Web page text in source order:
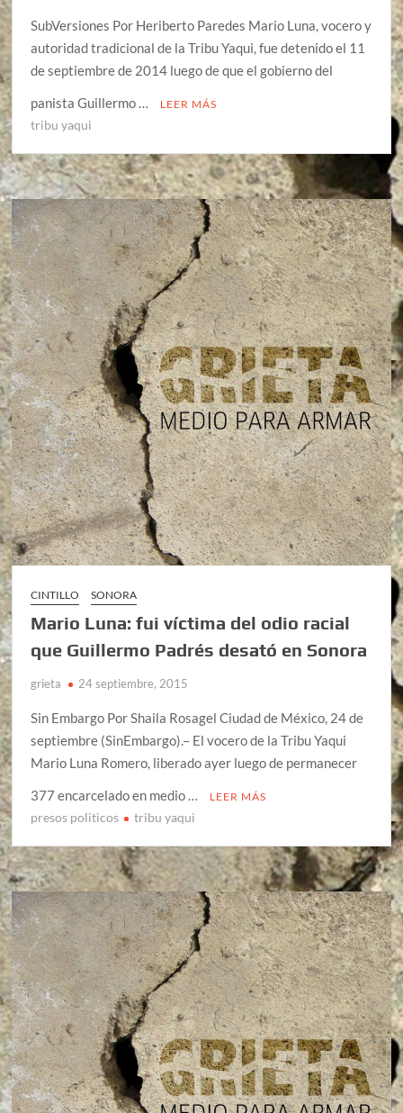
SubVersiones Por Heriberto Paredes Mario Luna, vocero y
autoridad tradicional de la Tribu Yaqui, fue detenido el 11
de septiembre de 2014 luego de que el gobierno del
panista Guillermo …
LEER MÁS
tribu yaqui
CINTILLO SONORA
Mario Luna: fui víctima del odio racial
que Guillermo Padrés desató en Sonora
grieta 24 septiembre, 2015
Sin Embargo Por Shaila Rosagel Ciudad de México, 24 de
septiembre (SinEmbargo).– El vocero de la Tribu Yaqui
Mario Luna Romero, liberado ayer luego de permanecer
377 encarcelado en medio …
LEER MÁS
presos politicos tribu yaqui